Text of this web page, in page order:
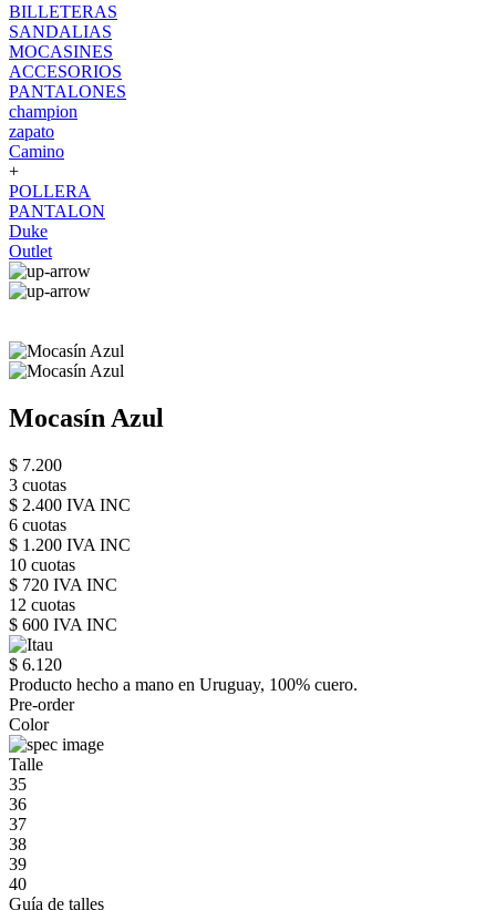
BILLETERAS
SANDALIAS
MOCASINES
ACCESORIOS
PANTALONES
champion
zapato
Camino
+
POLLERA
PANTALON
Duke
Outlet
Mocasín Azul
$ 7.200
3 cuotas
$ 2.400 IVA INC
6 cuotas
$ 1.200 IVA INC
10 cuotas
$ 720 IVA INC
12 cuotas
$ 600 IVA INC
$ 6.120
Producto hecho a mano en Uruguay, 100% cuero.
Pre-order
Color
Talle
35
36
37
38
39
40
Guía de talles